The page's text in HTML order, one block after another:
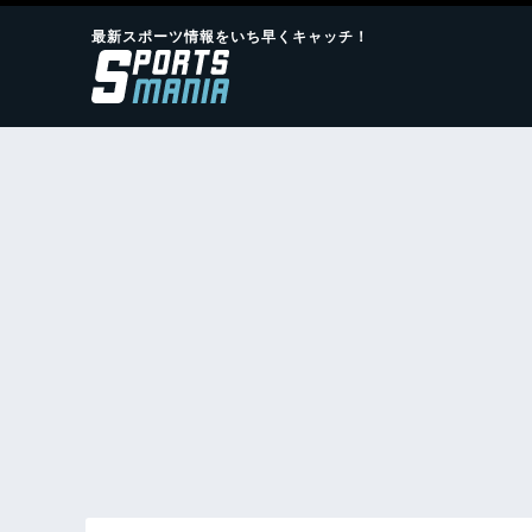
最新スポーツ情報をいち早くキャッチ！